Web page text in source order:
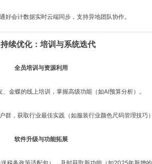
好会计数据实时云端同步，支持异地团队协作。
续优化：培训与系统迭代
全员培训与资源利用
、金蝶的线上培训，掌握高级功能（如AI预算分析）。
群，获取行业最佳实践（如服装行业颜色尺码管理技巧）
软件升级与功能拓展